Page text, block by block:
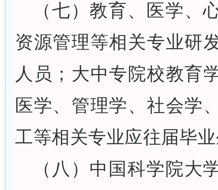
（七）教育、医学、
资源管理等相关专业研
人员；大中专院校教育
医学、管理学、社会学
工等相关专业应往届毕
（八）中国科学院大